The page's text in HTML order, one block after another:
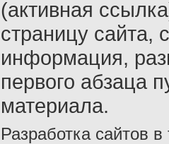
(активная
страницу сайта,
информация,
первого абзаца
материала.
Разработка сайтов в